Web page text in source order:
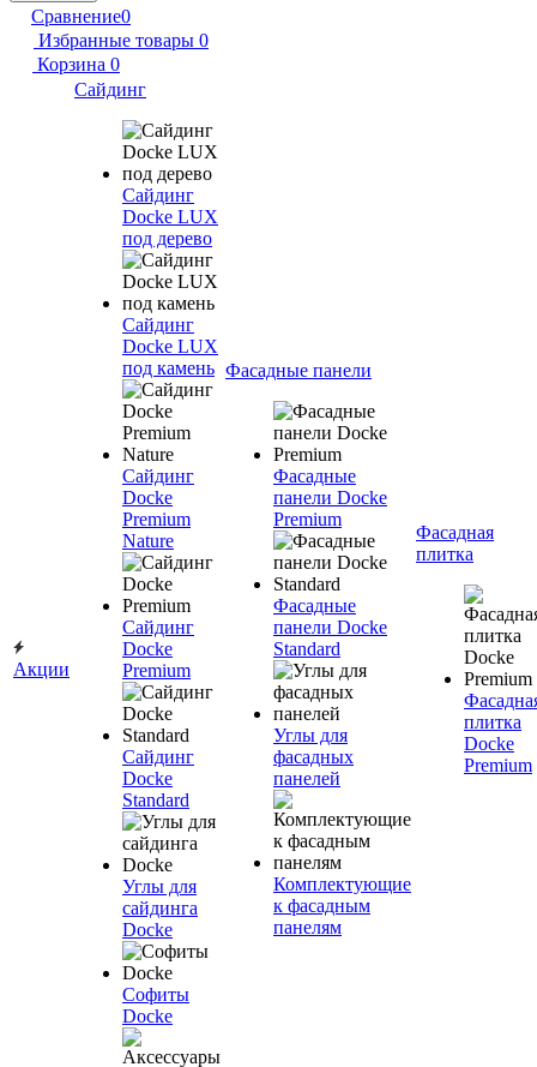
Сравнение0
Избранные товары 0
Корзина 0
Акции
Сайдинг
Сайдинг
Docke LUX
под дерево
Сайдинг
Docke LUX
под камень
Сайдинг
Docke
Premium
Nature
Сайдинг
Docke
Premium
Сайдинг
Docke
Standard
Углы для
сайдинга
Docke
Софиты
Docke
Фасадные панели
Фасадные
панели Docke
Premium
Фасадные
панели Docke
Standard
Углы для
фасадных
панелей
Комплектующие
к фасадным
панелям
Фасадная
плитка
плитка
Docke
Premium